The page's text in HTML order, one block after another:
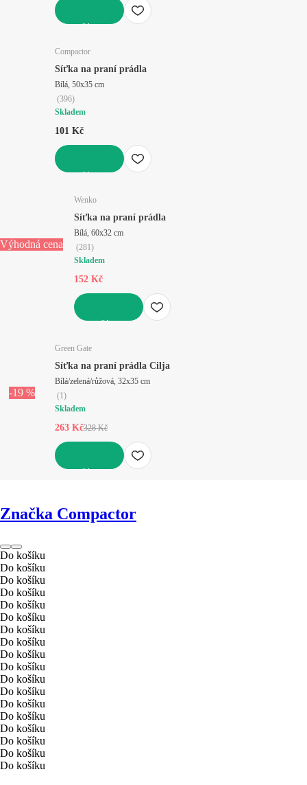
Compactor
Síťka na praní prádla
Bílá, 50x35 cm
(396)
Skladem
101 Kč
Výhodná cena
Wenko
Síťka na praní prádla
Bílá, 60x32 cm
(281)
Skladem
152 Kč
-19 %
Green Gate
Síťka na praní prádla Cilja
Bílá/zelená/růžová, 32x35 cm
(1)
Skladem
263 Kč328 Kč
Značka Compactor
Do košíku
Do košíku
Do košíku
Do košíku
Do košíku
Do košíku
Do košíku
Do košíku
Do košíku
Do košíku
Do košíku
Do košíku
Do košíku
Do košíku
Do košíku
Do košíku
Do košíku
Do košíku